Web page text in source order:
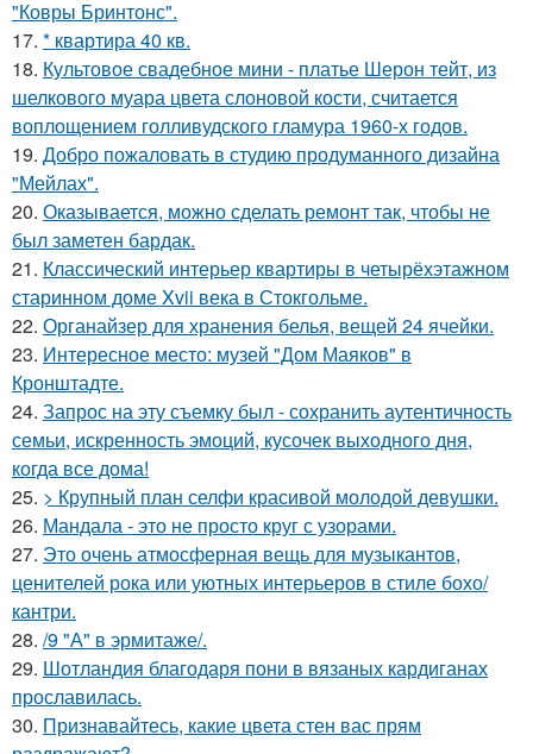
"Ковры Бринтонс".
17. * квартира 40 кв.
18. Культовое свадебное мини - платье Шерон тейт, из
шелкового муара цвета слоновой кости, считается
воплощением голливудского гламура 1960-х годов.
19. Добро пожаловать в студию продуманного дизайна
"Мейлах".
20. Оказывается, можно сделать ремонт так, чтобы не
был заметен бардак.
21. Классический интерьер квартиры в четырёхэтажном
старинном доме Xvii века в Стокгольме.
22. Органайзер для хранения белья, вещей 24 ячейки.
23. Интересное место: музей "Дом Маяков" в
Кронштадте.
24. Запрос на эту съемку был - сохранить аутентичность
семьи, искренность эмоций, кусочек выходного дня,
когда все дома!
25. > Крупный план селфи красивой молодой девушки.
26. Мандала - это не просто круг с узорами.
27. Это очень атмосферная вещь для музыкантов,
ценителей рока или уютных интерьеров в стиле бохо/
кантри.
28. /9 "А" в эрмитаже/.
29. Шотландия благодаря пони в вязаных кардиганах
прославилась.
30. Признавайтесь, какие цвета стен вас прям